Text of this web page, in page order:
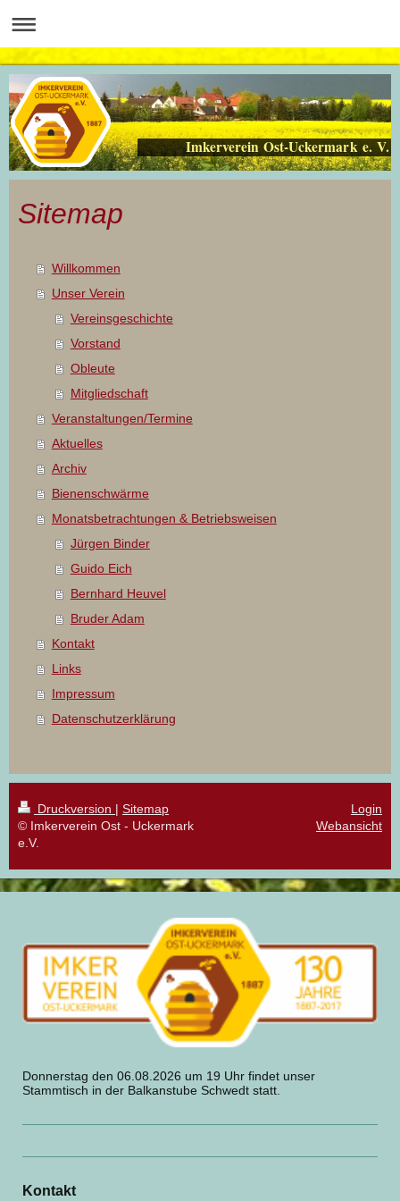
Imkerverein Ost-Uckermark e. V.
Sitemap
Willkommen
Unser Verein
Vereinsgeschichte
Vorstand
Obleute
Mitgliedschaft
Veranstaltungen/Termine
Aktuelles
Archiv
Bienenschwärme
Monatsbetrachtungen & Betriebsweisen
Jürgen Binder
Guido Eich
Bernhard Heuvel
Bruder Adam
Kontakt
Links
Impressum
Datenschutzerklärung
Druckversion | Sitemap
© Imkerverein Ost - Uckermark
e.V.
Login
Webansicht
Donnerstag den 06.08.2026 um 19 Uhr findet unser
Stammtisch in der Balkanstube Schwedt statt.
Kontakt